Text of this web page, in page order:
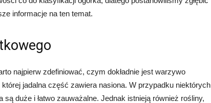
informacje na ten temat.
najpierw zdefiniować, czym dokładnie jest warzywo
jadalna część zawiera nasiona. W przypadku niektórych
duże i łatwo zauważalne. Jednak istnieją również rośliny,